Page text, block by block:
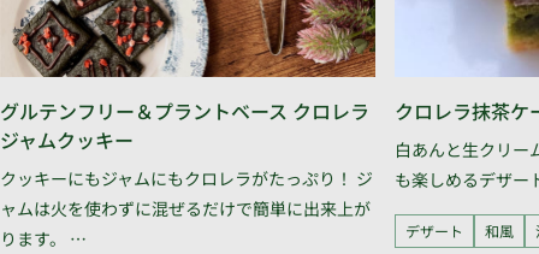
グルテンフリー＆プラントベース クロレラ
ジャムクッキー
クッキーにもジャムにもクロレラがたっぷり！ ジ
ャムは火を使わずに混ぜるだけで簡単に出来上が
ります。 …
クロレラ抹茶ケ
白あんと生クリー
も楽しめるデザ
デザート 和風